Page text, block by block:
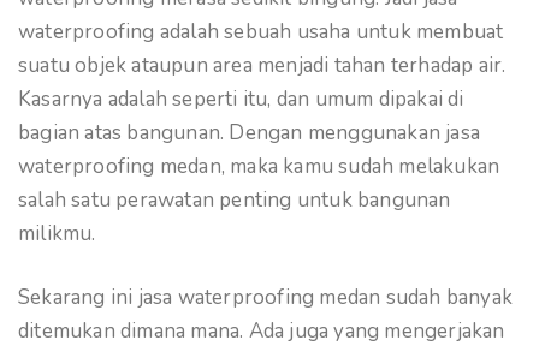
waterproofing adalah sebuah usaha untuk membuat
suatu objek ataupun area menjadi tahan terhadap air.
Kasarnya adalah seperti itu, dan umum dipakai di
bagian atas bangunan. Dengan menggunakan jasa
waterproofing medan, maka kamu sudah melakukan
salah satu perawatan penting untuk bangunan
milikmu.
Sekarang ini jasa waterproofing medan sudah banyak
ditemukan dimana mana. Ada juga yang mengerjakan